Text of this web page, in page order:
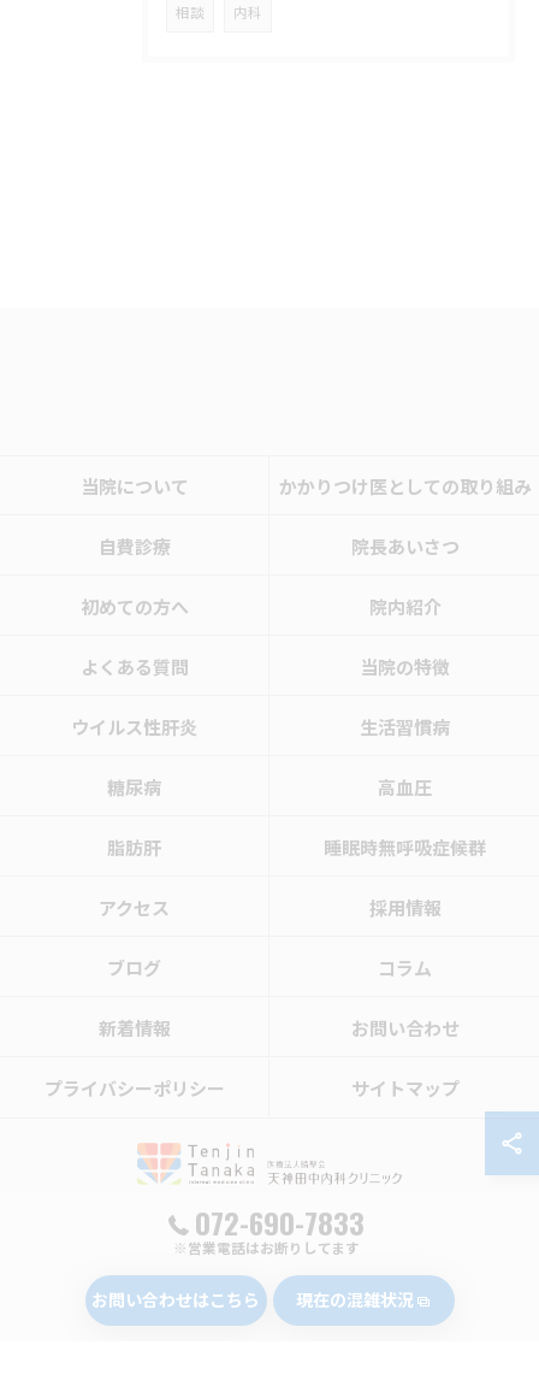
相談 内科
072-690-7833
※営業電話はお断りしてます
お問い合わせはこちら 現在の混雑状況
当院について かかりつけ医としての取り組み
自費診療 院長あいさつ
初めての方へ 院内紹介
よくある質問 当院の特徴
ウイルス性肝炎 生活習慣病
糖尿病 高血圧
脂肪肝 睡眠時無呼吸症候群
アクセス 採用情報
ブログ コラム
新着情報 お問い合わせ
プライバシーポリシー サイトマップ
RESERVED.